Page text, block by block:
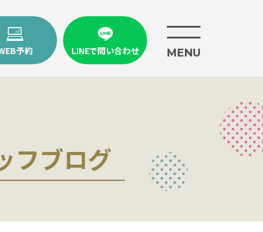
予約 LINEで問い合わせ MENU
フブログ